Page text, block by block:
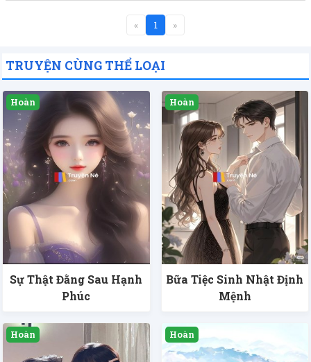
« 1 »
TRUYỆN CÙNG THỂ LOẠI
Sự Thật Đằng Sau Hạnh
Phúc
Bữa Tiệc Sinh Nhật Định
Mệnh